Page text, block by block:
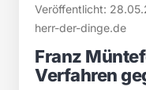
Veröffentlicht:
herr-der-dinge.de
Franz
Verfahren